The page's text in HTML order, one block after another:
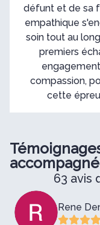
défunt et de sa
empathique
soin tout au
premiers
compassion,
cette
63 avis
Rene